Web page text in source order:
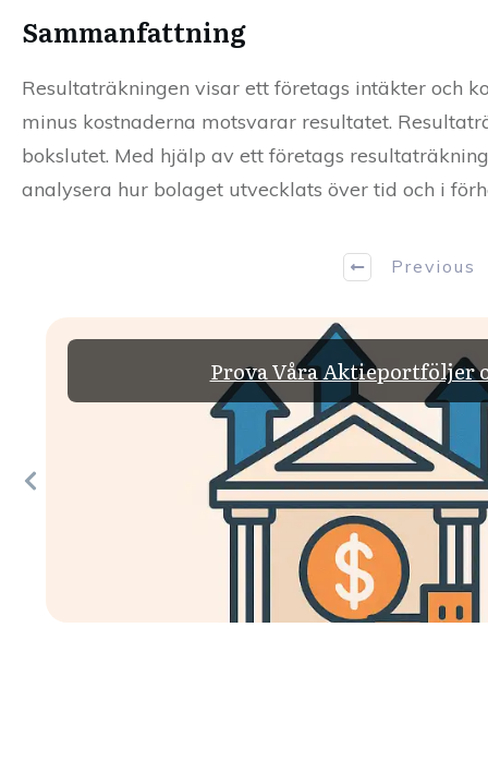
Sammanfattning
Resultaträkningen visar ett företags intäkter och
minus kostnaderna motsvarar resultatet.
bokslutet. Med hjälp av ett företags
analysera hur bolaget utvecklats över tid och i
Previous
Prova Våra Aktieportföljer